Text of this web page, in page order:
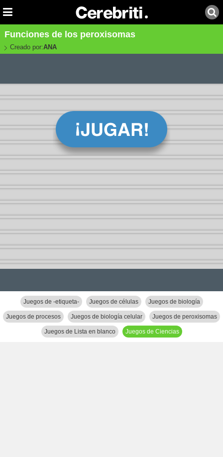
Funciones de los peroxisomas
Creado por:ANA
Juegos de -etiqueta- Juegos de células Juegos de biología
Juegos de procesos Juegos de biología celular Juegos de peroxisomas
Juegos de Lista en blanco Juegos de Ciencias